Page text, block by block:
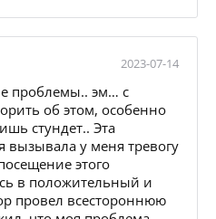
2023-07-14
проблемы.. эм… с
об этом, особенно
стундет.. Эта
вызывала у меня тревогу
этого
в положительный и
провел всестороннюю